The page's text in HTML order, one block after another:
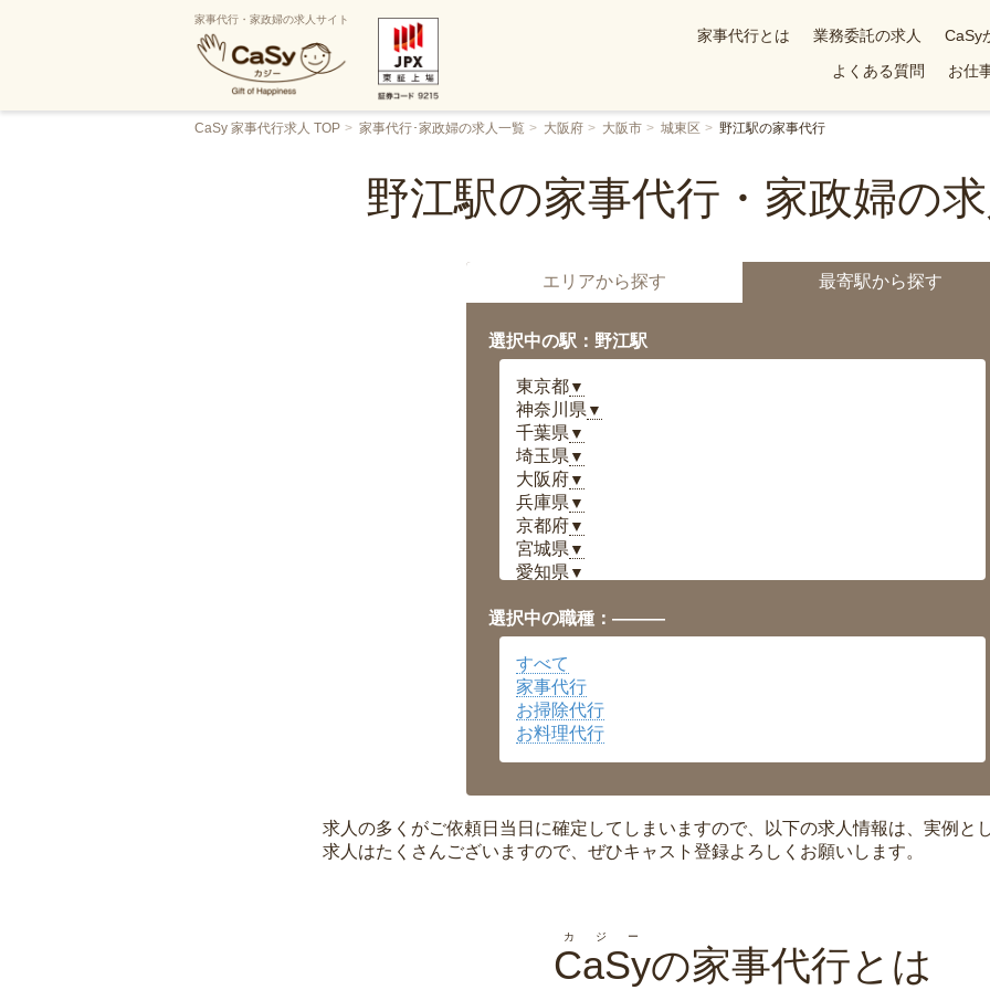
家事代行・家政婦の求人サイト
家事代行とは 業務委託の求人 CaSy
よくある質問
お仕
CaSy 家事代行求人 TOP 家事代行･家政婦の求人一覧 大阪府 大阪市 城東区 野江駅の家事代行
野江駅の家事代行・家政婦の
エリアから探す 最寄駅から探す
選択中の駅：野江駅
東京都▼
神奈川県 ▼
千葉県 ▼
埼玉県 ▼
大阪府▼
兵庫県 ▼
京都府▼
宮城県 ▼
愛知県 ▼
岡山県▼
広島県▼
沖縄県
選択中の職種：———
すべて
家事代行
お掃除代行
お料理代行
求人の多くがご依頼日当日に確定してしまいますので、以下の求人情報は、実例と
求人はたくさんございますので、ぜひキャスト登録よろしくお願いします。
CaSy
カジー
の家事代行とは